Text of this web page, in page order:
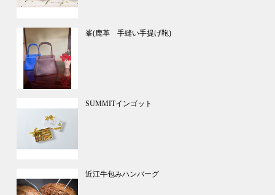
峯(鹿革 手縫い手提げ鞄)
SUMMITインゴット
近江牛包みハンバーグ